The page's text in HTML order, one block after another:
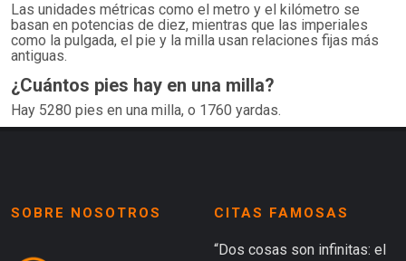
Las unidades métricas como el metro y el kilómetro se
basan en potencias de diez, mientras que las imperiales
como la pulgada, el pie y la milla usan relaciones fijas más
antiguas.
¿Cuántos pies hay en una milla?
Hay 5280 pies en una milla, o 1760 yardas.
SOBRE NOSOTROS CITAS FAMOSAS
“Dos cosas son infinitas: el